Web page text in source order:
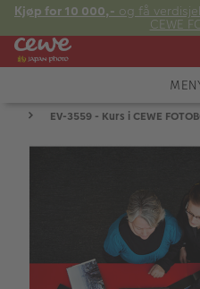
Kjøp for 10 000,- og få
CEWE
Fre:
KAMERA
LYS OG STUDIO
INSTANTFOTO
EV-3559 - Kurs i CEWE